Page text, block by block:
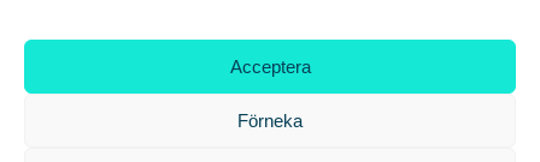
Acceptera
Förneka
Tandem Health flyttar till Kungsgatan